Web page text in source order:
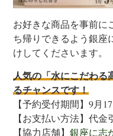
お好きな商品を事前に
ち帰りできるよう銀座
けしてくださいます。
人気の「水にこだわる
るチャンスです！
【予約受付期間】9月
【お支払い方法】代金
【協力店舗】銀座に志